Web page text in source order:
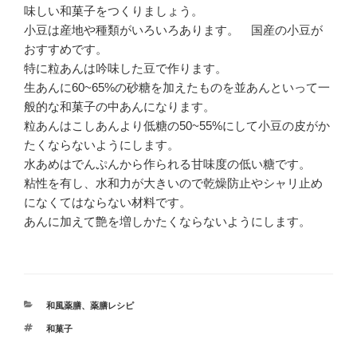
味しい和菓子をつくりましょう。
小豆は産地や種類がいろいろあります。 国産の小豆が
おすすめです。
特に粒あんは吟味した豆で作ります。
生あんに60~65%の砂糖を加えたものを並あんといって一
般的な和菓子の中あんになります。
粒あんはこしあんより低糖の50~55%にして小豆の皮がか
たくならないようにします。
水あめはでんぷんから作られる甘味度の低い糖です。
粘性を有し、水和力が大きいので乾燥防止やシャリ止め
になくてはならない材料です。
あんに加えて艶を増しかたくならないようにします。
カ
ゴ
和風薬膳、 薬膳レシピ
タ
和菓子